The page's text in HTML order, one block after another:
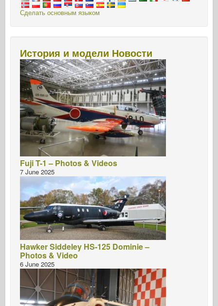
Сделать основным языком
История и модели Новости
Fuji T-1 – Photos & Videos
7 June 2025
Hawker Siddeley HS-125 Dominie –
Photos & Video
6 June 2025